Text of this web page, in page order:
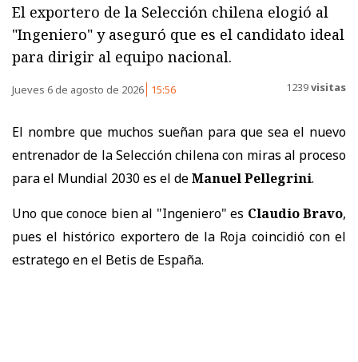
El exportero de la Selección chilena elogió al
"Ingeniero" y aseguró que es el candidato ideal
para dirigir al equipo nacional.
Jueves 6 de agosto de 2026 15:56 1239visitas
El nombre que muchos sueñan para que sea el nuevo
entrenador de la Selección chilena con miras al proceso
para el Mundial 2030 es el deManuel Pellegrini.
Uno que conoce bien al "Ingeniero" es Claudio Bravo,
pues el histórico exportero de la Roja coincidió con el
estratego en el Betis de España.